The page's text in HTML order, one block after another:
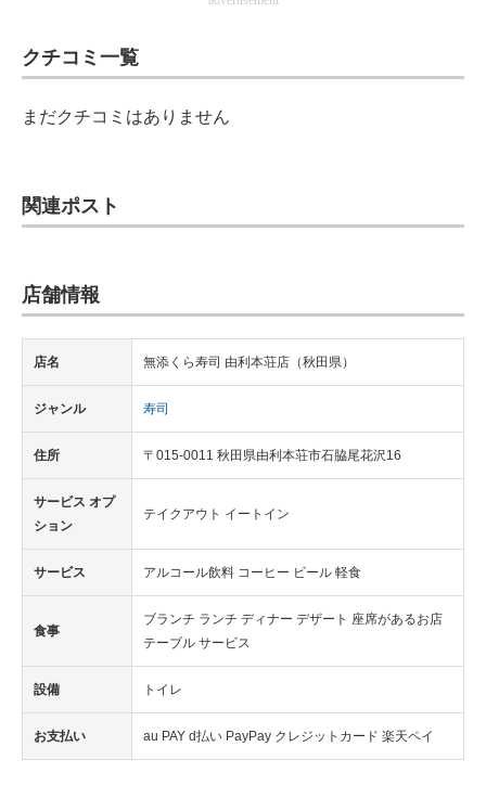
エレクトロニクス専門サイト
電子設計の基本と応用
ちょっと気になるネットの話題
クチコミ一覧
まだクチコミはありません
関連ポスト
店舗情報
店名 無添くら寿司 由利本荘店（秋田県）
ジャンル 寿司
住所 〒015-0011 秋田県由利本荘市石脇尾花沢16
サービス オプ
ション
テイクアウト イートイン
サービス アルコール飲料 コーヒー ビール 軽食
食事
ブランチ ランチ ディナー デザート 座席があるお店
テーブル サービス
設備 トイレ
お支払い au PAY d払い PayPay クレジットカード 楽天ペイ